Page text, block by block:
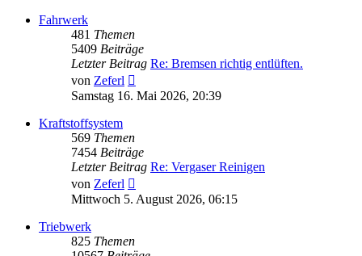
Fahrwerk
481 Themen
5409 Beiträge
Letzter Beitrag Re: Bremsen richtig entlüften.
von Zeferl
Beitrag
Samstag 16. Mai 2026, 20:39
Kraftstoffsystem
569 Themen
7454 Beiträge
Letzter Beitrag Re: Vergaser Reinigen
von Zeferl
Beitrag
Mittwoch 5. August 2026, 06:15
Triebwerk
825 Themen